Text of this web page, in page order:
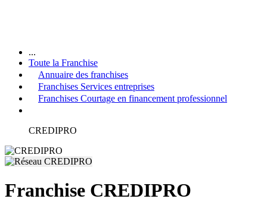
...
Toute la Franchise
Annuaire des franchises
Franchises Services entreprises
Franchises Courtage en financement professionnel
CREDIPRO
Franchise CREDIPRO